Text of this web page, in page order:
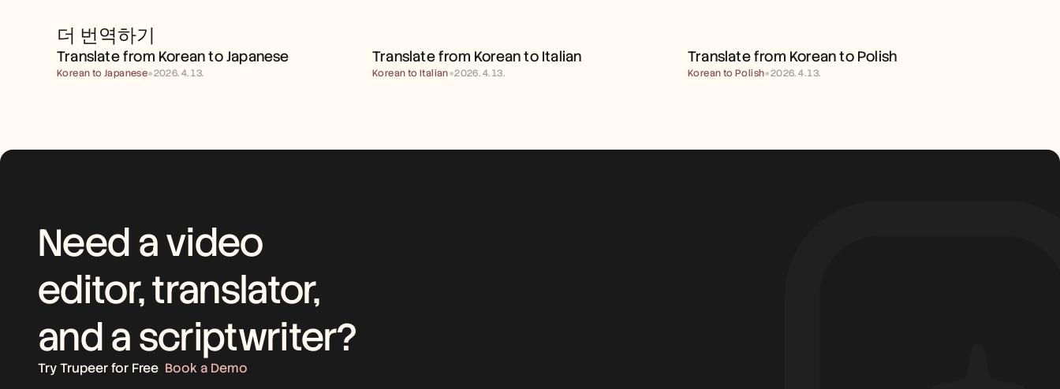
더 번역하기TRANSLATE FROM KOREAN
TO JAPANESE
Translate from Korean to Japanese
Korean to Japanese●2026. 4. 13.
TO ITALIAN
Translate from Korean to Italian
Korean to Italian●2026. 4. 13.
TO POLISH
Translate from Korean to Polish
Korean to Polish●2026. 4. 13.
Need a video
editor, translator,
and a scriptwriter?
Try Trupeer for Free Book a Demo